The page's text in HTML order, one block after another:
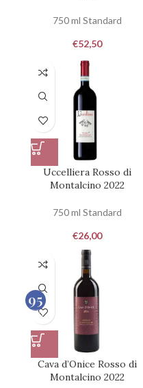
750 ml Standard
€52,50
Uccelliera Rosso di
Montalcino 2022
750 ml Standard
€26,00
95
100
Cava d’Onice Rosso di
Montalcino 2022